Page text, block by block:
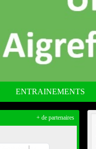
ENTRAINEMENTS
+ de partenaires